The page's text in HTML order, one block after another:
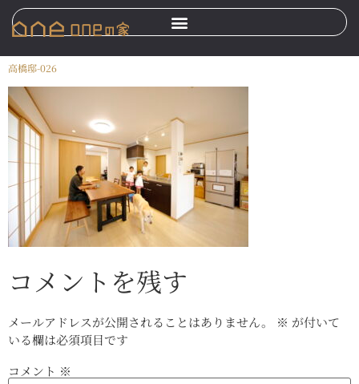
高橋邸-026
コメントを残す
メールアドレスが公開されることはありません。 ※ が付いて
いる欄は必須項目です
コメント ※